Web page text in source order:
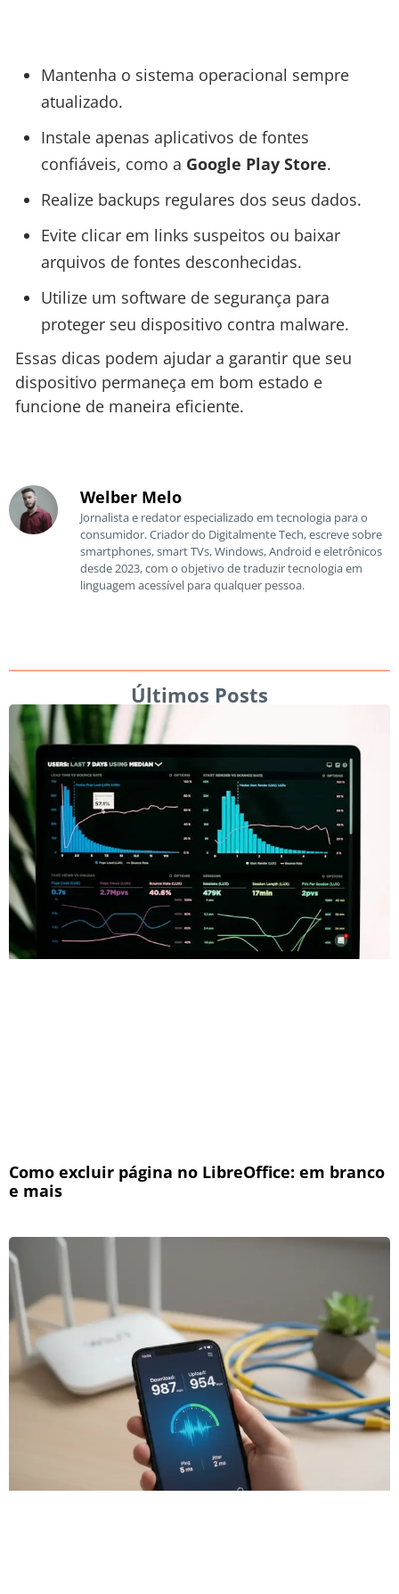
Mantenha o sistema operacional sempre
atualizado.
Instale apenas aplicativos de fontes
confiáveis, como a Google Play Store.
Realize backups regulares dos seus dados.
Evite clicar em links suspeitos ou baixar
arquivos de fontes desconhecidas.
Utilize um software de segurança para
proteger seu dispositivo contra malware.
Essas dicas podem ajudar a garantir que seu
dispositivo permaneça em bom estado e
funcione de maneira eficiente.
Welber Melo
Jornalista e redator especializado em tecnologia para o
consumidor. Criador do Digitalmente Tech, escreve sobre
smartphones, smart TVs, Windows, Android e eletrônicos
desde 2023, com o objetivo de traduzir tecnologia em
linguagem acessível para qualquer pessoa.
Últimos Posts
Como excluir página no LibreOffice: em branco
e mais